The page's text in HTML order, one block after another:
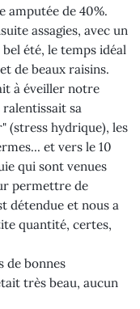
amputée de 40%.
assagies, avec un
été, le temps idéal
de beaux raisins.
à éveiller notre
sa
(stress hydrique), les
et vers le 10
qui sont venues
permettre de
détendue et nous a
quantité, certes,
de bonnes
très beau, aucun